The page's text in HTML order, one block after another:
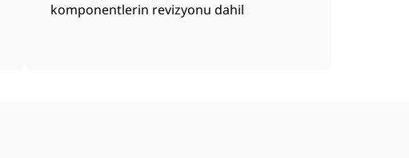
komponentlerin revizyonu dahil